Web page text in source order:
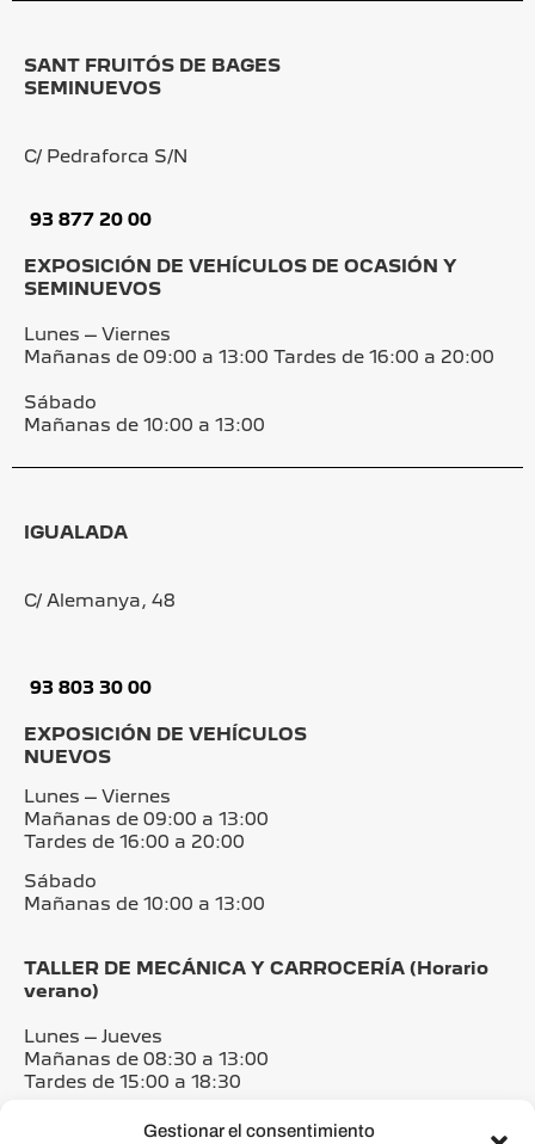
Gestionar el consentimiento
SANT FRUITÓS DE BAGES
SEMINUEVOS
C/ Pedraforca S/N
93 877 20 00
EXPOSICIÓN DE VEHÍCULOS DE OCASIÓN Y
SEMINUEVOS
Lunes – Viernes
Mañanas de 09:00 a 13:00 Tardes de 16:00 a 20:00
Sábado
Mañanas de 10:00 a 13:00
IGUALADA
C/ Alemanya, 48
93 803 30 00
EXPOSICIÓN DE VEHÍCULOS
NUEVOS
Lunes – Viernes
Mañanas de 09:00 a 13:00
Tardes de 16:00 a 20:00
Sábado
Mañanas de 10:00 a 13:00
TALLER DE MECÁNICA Y CARROCERÍA (Horario
verano)
Lunes – Jueves
Mañanas de 08:30 a 13:00
Tardes de 15:00 a 18:30